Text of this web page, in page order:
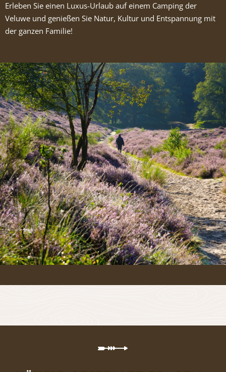
Erleben Sie einen Luxus-Urlaub auf einem Camping der
Veluwe und genießen Sie Natur, Kultur und Entspannung mit
der ganzen Familie!